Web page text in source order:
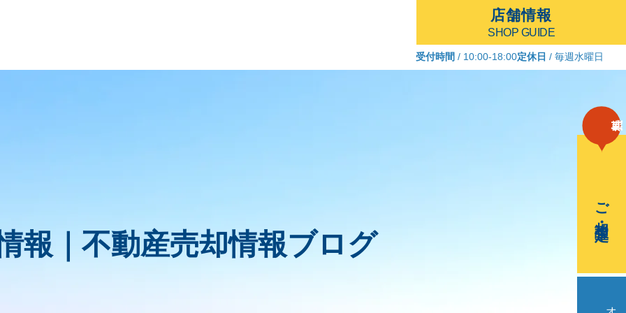
店舗情報
SHOP GUIDE
受付時間 / 10:00-18:00定休日 / 毎週水曜日
ご相談・査定
報｜不動産売却情報ブログ